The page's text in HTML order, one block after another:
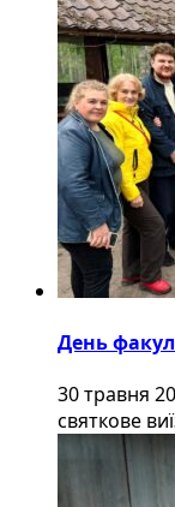
День
30 травня
святкове